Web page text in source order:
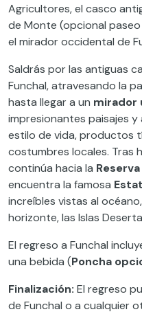
Agricultores, el casco
de Monte (opcional
el mirador occidental de
Saldrás por las antiguas
Funchal, atravesando la
hasta llegar a un mirador
impresionantes paisajes
estilo de vida, productos
costumbres locales. Tras
continúa hacia la
encuentra la famosa
increíbles vistas al
horizonte, las Islas
El regreso a Funchal
una bebida (Poncha
Finalización: El regreso
de Funchal o a cualquier